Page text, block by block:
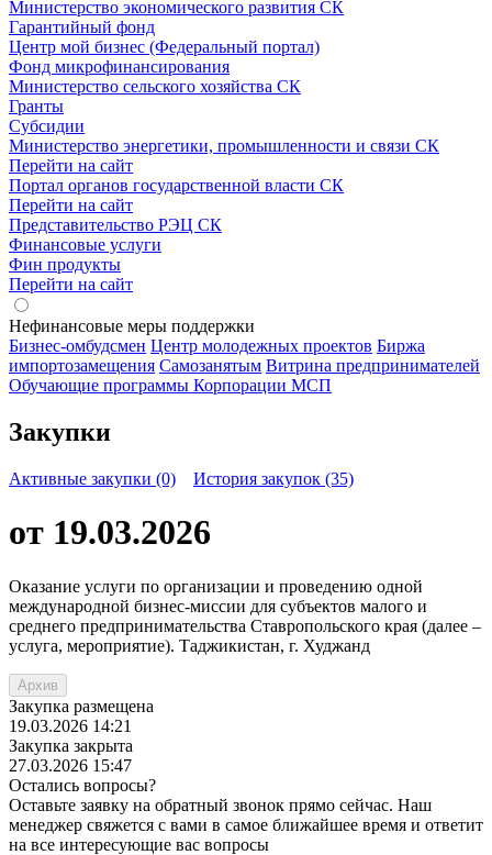
Министерство экономического развития СК
Гарантийный фонд
Центр мой бизнес (Федеральный портал)
Фонд микрофинансирования
Министерство сельского хозяйства СК
Гранты
Субсидии
Министерство энергетики, промышленности и связи СК
Перейти на сайт
Портал органов государственной власти СК
Перейти на сайт
Представительство РЭЦ СК
Финансовые услуги
Фин продукты
Перейти на сайт
Нефинансовые меры поддержки
Бизнес-омбудсмен Центр молодежных проектов Биржа
импортозамещения Cамозанятым Витрина предпринимателей
Обучающие программы Корпорации МСП
Закупки
Активные закупки (0) История закупок (35)
от 19.03.2026
Оказание услуги по организации и проведению одной
международной бизнес-миссии для субъектов малого и
среднего предпринимательства Ставропольского края (далее –
услуга, мероприятие). Таджикистан, г. Худжанд
Архив
Закупка размещена
19.03.2026 14:21
Закупка закрыта
27.03.2026 15:47
Остались вопросы?
Оставьте заявку на обратный звонок прямо сейчас. Наш
менеджер свяжется с вами в самое ближайшее время и ответит
на все интересующие вас вопросы